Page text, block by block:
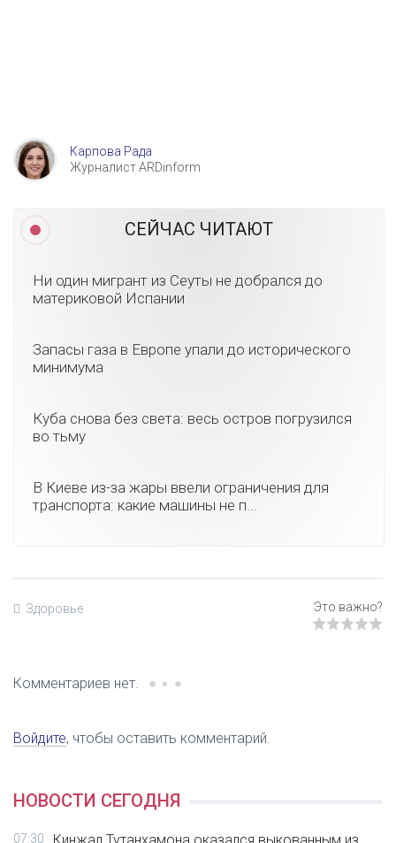
Карпова Рада
Журналист ARDinform
СЕЙЧАС ЧИТАЮТ
Ни один мигрант из Сеуты не добрался до
материковой Испании
Запасы газа в Европе упали до исторического
минимума
Куба снова без света: весь остров погрузился
во тьму
В Киеве из-за жары ввели ограничения для
транспорта: какие машины не п...
Здоровье
Комментариев нет.
Войдите, чтобы оставить комментарий.
НОВОСТИ СЕГОДНЯ
07:30